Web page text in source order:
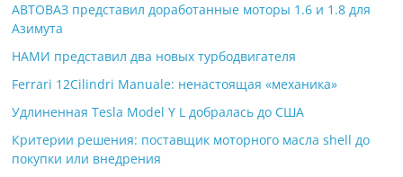
АВТОВАЗ представил доработанные моторы 1.6 и 1.8 для
Азимута
НАМИ представил два новых турбодвигателя
Ferrari 12Cilindri Manuale: ненастоящая «механика»
Удлиненная Tesla Model Y L добралась до США
Критерии решения: поставщик моторного масла shell до
покупки или внедрения